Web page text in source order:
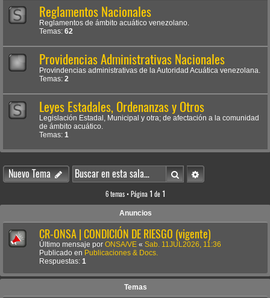
Reglamentos Nacionales
Reglamentos de ámbito acuático venezolano.
Temas: 62
Providencias Administrativas Nacionales
Provindencias administrativas de la Autoridad Acuática venezolana.
Temas: 2
Leyes Estadales, Ordenanzas y Otros
Legislación Estadal, Municipal y otra; de afectación a la comunidad
de ámbito acuático.
Temas: 1
Nuevo Tema BuscarBúsqueda avanzada
6 temas • Página 1 de 1
Anuncios
CR-ONSA | CONDICIÓN DE RIESGO (vigente)
Último mensaje por ONSA/VE « Sab. 11JUL2026, 11:36
Publicado en Publicaciones & Docs.
Respuestas: 1
Temas